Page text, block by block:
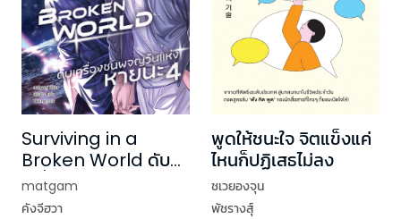
Surviving in a
Broken World ดับ
เครื่องชนผจญวันแห่ง
หายนะ เล่ม 4 (เล่มจบ)
matgam
คังจีฮวา
พูดให้ชนะใจ จิตแข็งแค่
ไหนก็ปฏิเสธไม่ลง
ชเวยองจุน
พัชรางสุ์